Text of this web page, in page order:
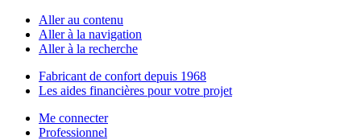
Aller au contenu
Aller à la navigation
Aller à la recherche
Fabricant de confort depuis 1968
Les aides financières pour votre projet
Me connecter
Professionnel